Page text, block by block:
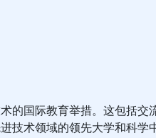
的国际教育举措。这包括交
技术领域的领先大学和科学